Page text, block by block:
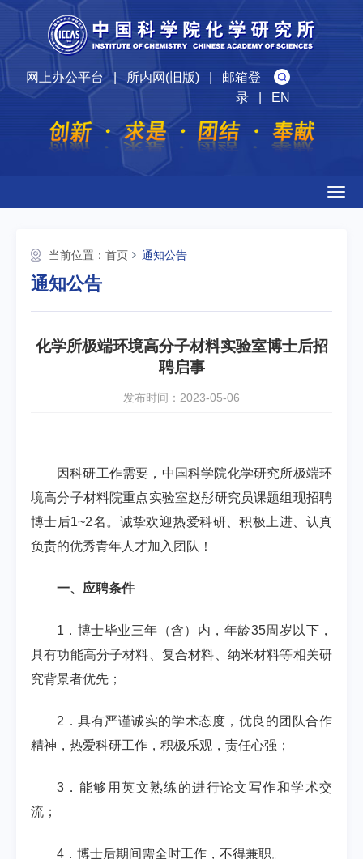
网上办公平台|所内网(旧版)| 邮箱登
录| EN
当前位置： 首页 通知公告
通知公告
化学所极端环境高分子材料实验室博士后招
聘启事
发布时间：2023-05-06
因科研工作需要，中国科学院化学研究所极端环
境高分子材料院重点实验室赵彤研究员课题组现招聘
博士后1~2名。诚挚欢迎热爱科研、积极上进、认真
负责的优秀青年人才加入团队！
一、应聘条件
1 ．博士毕业三年（含）内，年龄35周岁以下，
具有功能高分子材料、复合材料、纳米材料等相关研
究背景者优先；
2 ．具有严谨诚实的学术态度，优良的团队合作
精神，热爱科研工作，积极乐观，责任心强；
3 ．能够用英文熟练的进行论文写作和学术交
流；
4 ．博士后期间需全时工作，不得兼职。